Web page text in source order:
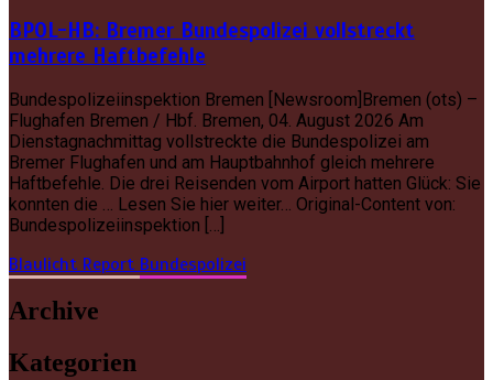
BPOL-HB: Bremer Bundespolizei vollstreckt
mehrere Haftbefehle
Bundespolizeiinspektion Bremen [Newsroom]Bremen (ots) –
Flughafen Bremen / Hbf. Bremen, 04. August 2026 Am
Dienstagnachmittag vollstreckte die Bundespolizei am
Bremer Flughafen und am Hauptbahnhof gleich mehrere
Haftbefehle. Die drei Reisenden vom Airport hatten Glück: Sie
konnten die … Lesen Sie hier weiter… Original-Content von:
Bundespolizeiinspektion […]
Blaulicht Report Bundespolizei
Archive
Kategorien